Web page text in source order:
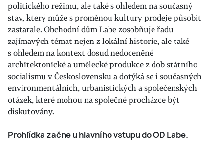
politického režimu, ale také s ohledem na současný
stav, který může s proměnou kultury prodeje působit
zastarale. Obchodní dům Labe zosobňuje řadu
zajímavých témat nejen z lokální historie, ale také
s ohledem na kontext dosud nedoceněné
architektonické a umělecké produkce z dob státního
socialismu v Československu a dotýká se i současných
environmentálních, urbanistických a společenských
otázek, které mohou na společné procházce být
diskutovány.
Prohlídka začne u hlavního vstupu do OD Labe.